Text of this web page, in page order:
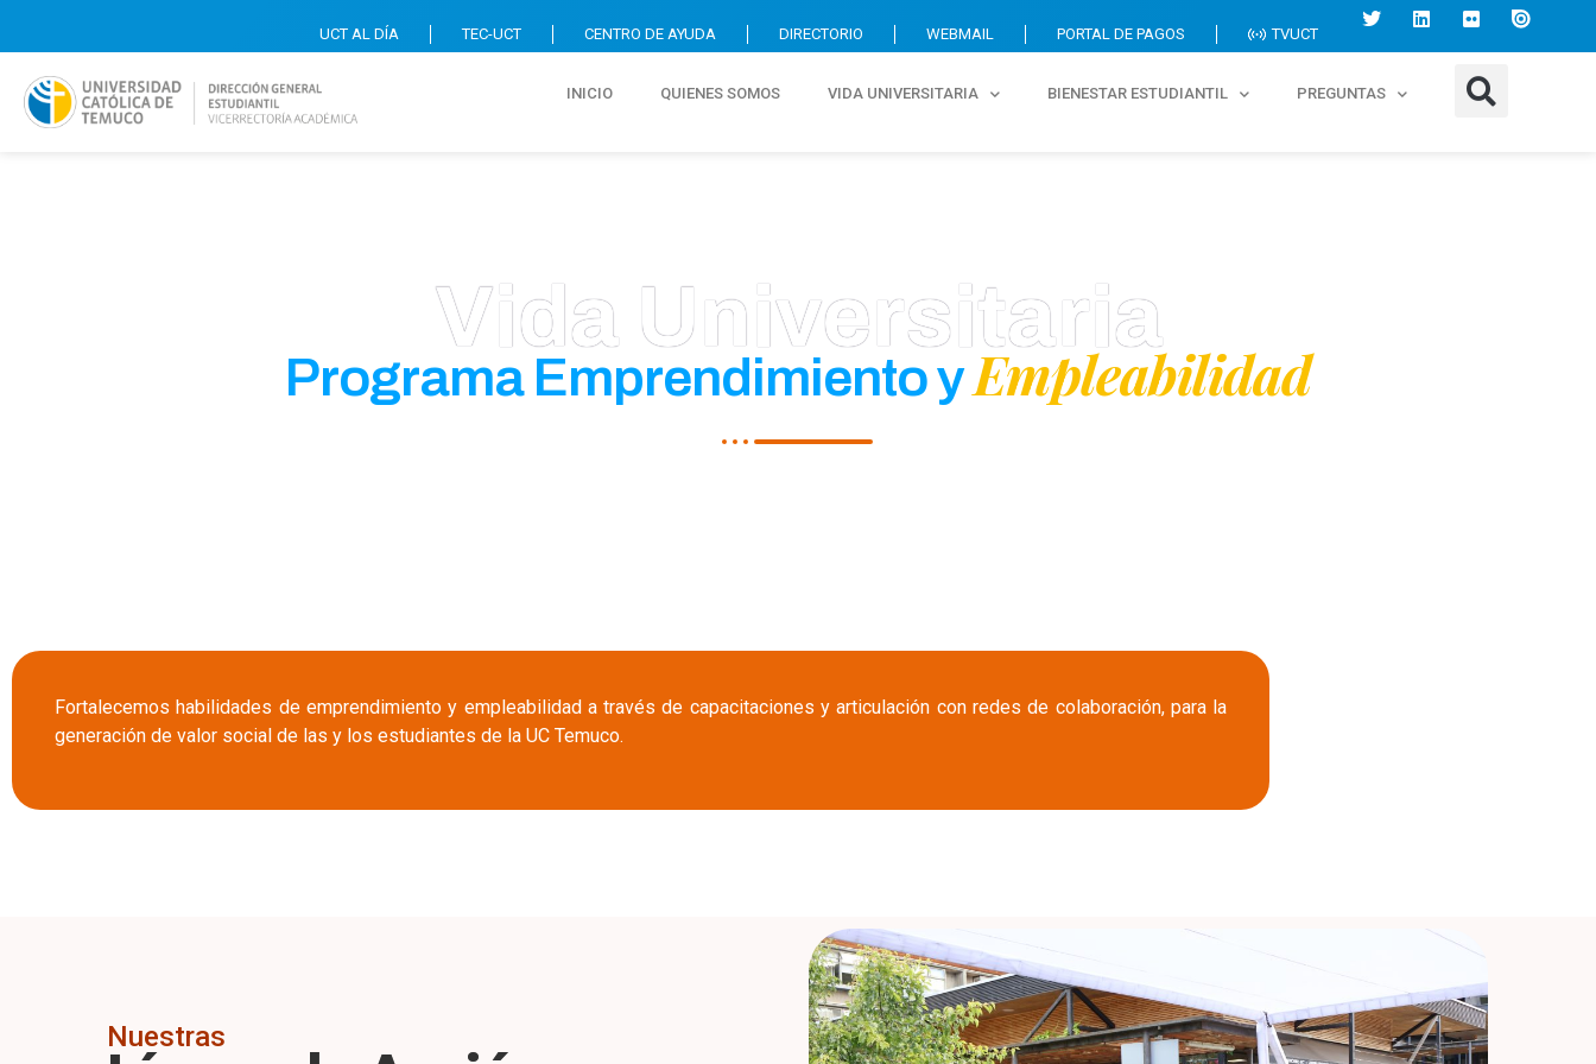
UCT AL DÍA TEC-UCT CENTRO DE AYUDA DIRECTORIO WEBMAIL PORTAL DE PAGOS TVUCT
INICIO QUIENES SOMOS VIDA UNIVERSITARIA BIENESTAR ESTUDIANTIL PREGUNTAS
Vida Universitaria
Programa Emprendimiento yEmpleabilidad
Fortalecemos habilidades de emprendimiento y empleabilidad a través de capacitaciones y articulación con redes de colaboración, para la
generación de valor social de las y los estudiantes de la UC Temuco.
Nuestras